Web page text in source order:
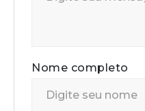
Nome completo